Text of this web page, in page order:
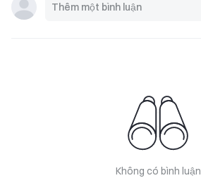
Không có bình luận